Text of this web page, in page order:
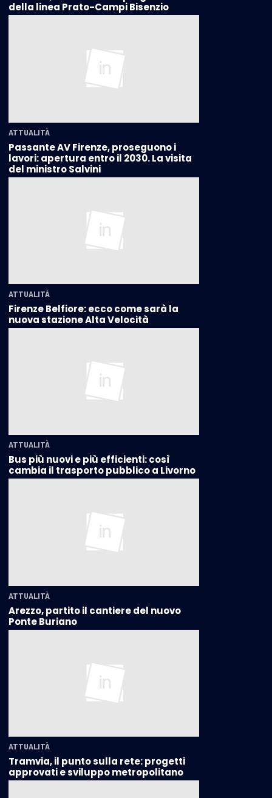
della linea Prato-Campi Bisenzio
ATTUALITÀ
Passante AV Firenze, proseguono i
lavori: apertura entro il 2030. La visita
del ministro Salvini
ATTUALITÀ
Firenze Belfiore: ecco come sarà la
nuova stazione Alta Velocità
ATTUALITÀ
Bus più nuovi e più efficienti: così
cambia il trasporto pubblico a Livorno
ATTUALITÀ
Arezzo, partito il cantiere del nuovo
Ponte Buriano
ATTUALITÀ
Tramvia, il punto sulla rete: progetti
approvati e sviluppo metropolitano